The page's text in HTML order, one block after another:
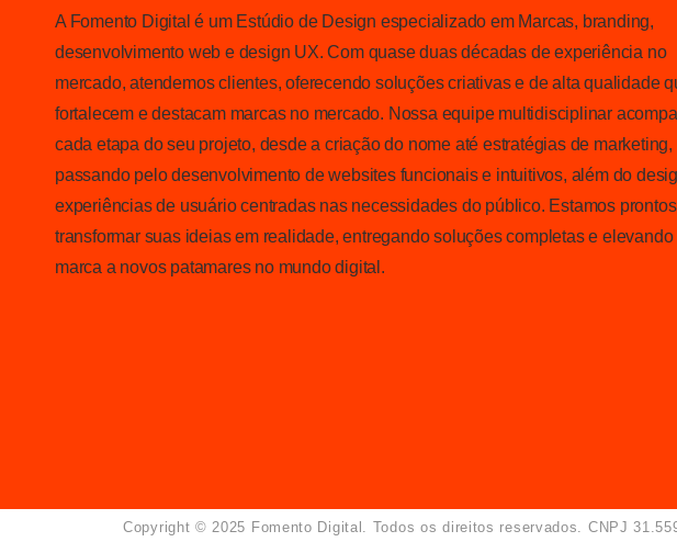
A Fomento Digital é um Estúdio de Design especializado em Marcas, branding,
desenvolvimento web e design UX. Com quase duas décadas de experiência no
mercado, atendemos clientes, oferecendo soluções criativas e de alta qualidade
fortalecem e destacam marcas no mercado. Nossa equipe multidisciplinar
cada etapa do seu projeto, desde a criação do nome até estratégias de marketing,
passando pelo desenvolvimento de websites funcionais e intuitivos, além do
experiências de usuário centradas nas necessidades do público. Estamos
transformar suas ideias em realidade, entregando soluções completas e elevando
marca a novos patamares no mundo digital.
Copyright © 2025 Fomento Digital. Todos os direitos reservados. CNPJ